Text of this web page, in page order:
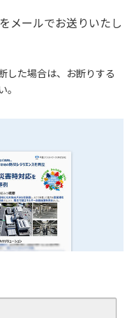
メールでお送りいたし
した場合は、お断りする